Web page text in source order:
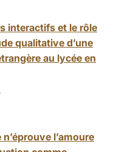
interactifs et le rôle
qualitative d’une
au lycée en
l’amoure